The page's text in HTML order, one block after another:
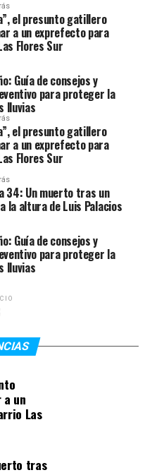
por la noche,
a más de 30
y terminó
australiano. Las
la escena como
hubo varios heridos
vida a un centro
falleció poco después
sufridas. Su amiga
observación médica y
y había desarrollado una
ciudadanía argentina e
y trabajaba en el
además de impulsar un
para
de Asia y Oceanía.
el presunto gatillero
a un exprefecto para
Flores Sur
Guía de consejos y
para proteger la
lluvias
el presunto gatillero
a un exprefecto para
Flores Sur
34: Un muerto tras un
la altura de Luis Palacios
Guía de consejos y
para proteger la
lluvias
un
Las
tras